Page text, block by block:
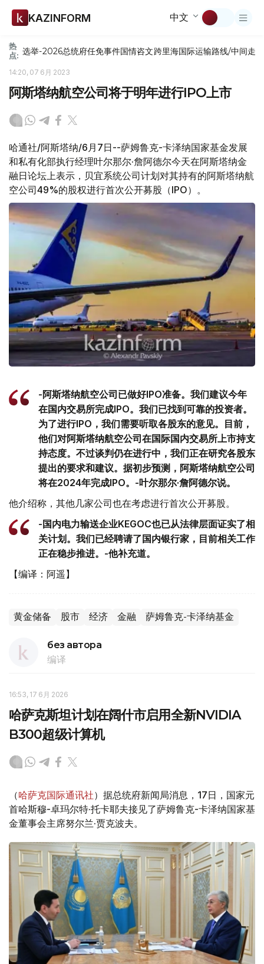
KAZINFORM 中文
热
点: 选举-2026总统府任免事件国情咨文跨里海国际运输路线/中间走廊
14:20, 07 6月 2023
阿斯塔纳航空公司将于明年进行IPO上市
哈通社/阿斯塔纳/6月7日--萨姆鲁克-卡泽纳国家基金发展
和私有化部执行经理叶尔那尔·詹阿德尔今天在阿斯塔纳金
融日论坛上表示，贝宜系统公司计划对其持有的阿斯塔纳航
空公司49%的股权进行首次公开募股（IPO）。
-阿斯塔纳航空公司已做好IPO准备。我们建议今年
在国内交易所完成IPO。我们已找到可靠的投资者。
为了进行IPO，我们需要听取各股东的意见。目前，
他们对阿斯塔纳航空公司在国际国内交易所上市持支
持态度。不过谈判仍在进行中，我们正在研究各股东
提出的要求和建议。据初步预测，阿斯塔纳航空公司
将在2024年完成IPO。-叶尔那尔·詹阿德尔说。
他介绍称，其他几家公司也在考虑进行首次公开募股。
-国内电力输送企业KEGOC也已从法律层面证实了相
关计划。我们已经聘请了国内银行家，目前相关工作
正在稳步推进。-他补充道。
【编译：阿遥】
黄金储备 股市 经济 金融 萨姆鲁克-卡泽纳基金
без автора
编译
16:53, 17 6月 2026
哈萨克斯坦计划在阔什市启用全新NVIDIA
B300超级计算机
（哈萨克国际通讯社）据总统府新闻局消息，17日，国家元
首哈斯穆-卓玛尔特·托卡耶夫接见了萨姆鲁克-卡泽纳国家基
金董事会主席努尔兰·贾克波夫。